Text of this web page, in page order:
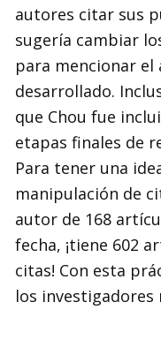
autores citar sus
sugería cambiar
para mencionar
desarrollado.
que Chou fue
etapas finales de
Para tener una
manipulación de
autor de 168
fecha, ¡tiene 602
citas! Con esta
los investigadores